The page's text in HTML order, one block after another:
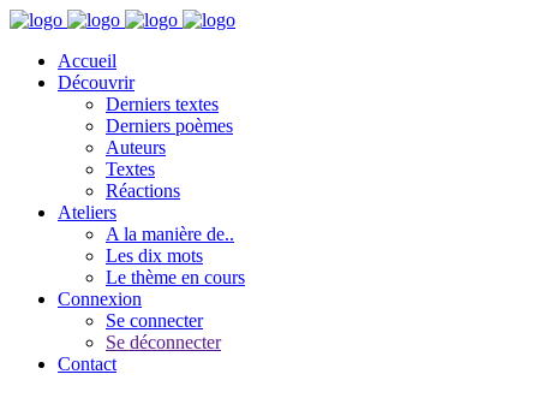
Accueil
Découvrir
Derniers textes
Derniers poèmes
Auteurs
Textes
Réactions
Ateliers
A la manière de..
Les dix mots
Le thème en cours
Connexion
Se connecter
Se déconnecter
Contact